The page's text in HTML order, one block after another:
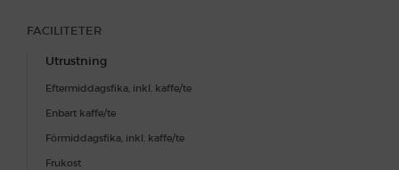
trevlig miljö med utsikt över älvens trafik! Vi har
möteslokaler för grupper upp till 20 gäster. En härlig
miljö för konferens. Vi erbjuder såväl dagpaket som
middagar.
FACILITETER
Utrustning
Eftermiddagsfika, inkl. kaffe/te
Enbart kaffe/te
Förmiddagsfika, inkl. kaffe/te
Frukost